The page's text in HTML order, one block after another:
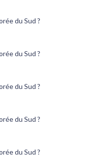
du Sud ?
du Sud ?
du Sud ?
du Sud ?
du Sud ?